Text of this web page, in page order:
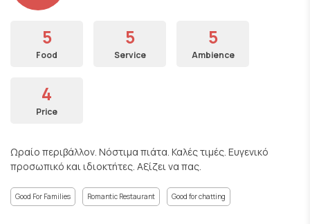
5
Food
5
Service
5
Ambience
4
Price
Ωραίο περιβάλλον. Νόστιμα πιάτα. Καλές τιμές. Ευγενικό
προσωπικό και ιδιοκτήτες. Αξίζει να πας.
Good For Families Romantic Restaurant Good for chatting